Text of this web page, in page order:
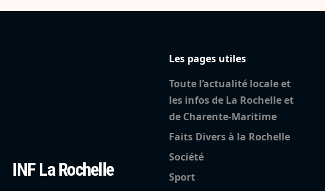
INF La Rochelle
Les pages utiles
Toute l’actualité locale et
les infos de La Rochelle et
de Charente-Maritime
Faits Divers à la Rochelle
Société
Sport